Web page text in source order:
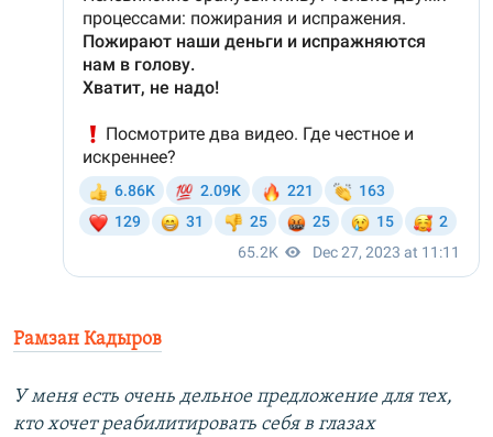
Рамзан Кадыров
У меня есть очень дельное предложение для тех,
кто хочет реабилитировать себя в глазах